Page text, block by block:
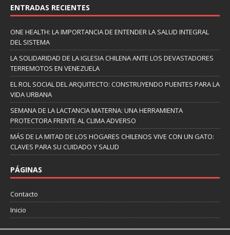
ENTRADAS RECIENTES
ONE HEALTH: LA IMPORTANCIA DE ENTENDER LA SALUD INTEGRAL
DEL SISTEMA
LA SOLIDARIDAD DE LA IGLESIA CHILENA ANTE LOS DEVASTADORES
TERREMOTOS EN VENEZUELA
EL ROL SOCIAL DEL ARQUITECTO: CONSTRUYENDO PUENTES PARA LA
VIDA URBANA
SEMANA DE LA LACTANCIA MATERNA: UNA HERRAMIENTA
PROTECTORA FRENTE AL CLIMA ADVERSO
MÁS DE LA MITAD DE LOS HOGARES CHILENOS VIVE CON UN GATO:
CLAVES PARA SU CUIDADO Y SALUD
PÁGINAS
Contacto
Inicio